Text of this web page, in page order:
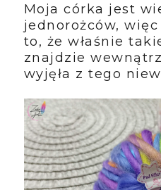
Moja córka jest
jednorożców,
to, że właśnie
znajdzie
wyjęła z tego